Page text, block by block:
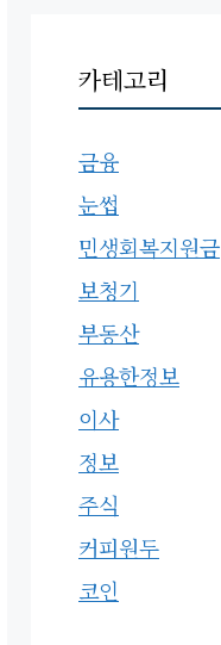
카테고리
금융
눈썹
민생회복지원금
보청기
부동산
유용한정보
이사
정보
주식
커피원두
코인